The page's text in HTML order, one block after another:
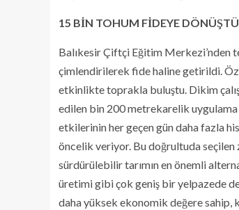
15 BİN TOHUM FİDEYE DÖNÜŞTÜ
Balıkesir Çiftçi Eğitim Merkezi’nden
çimlendirilerek fide haline getirildi.
etkinlikte toprakla buluştu. Dikim
edilen bin 200 metrekarelik uygulama
etkilerinin her geçen gün daha fazla
öncelik veriyor. Bu doğrultuda seçilen
sürdürülebilir tarımın en önemli
üretimi gibi çok geniş bir yelpazede
daha yüksek ekonomik değere